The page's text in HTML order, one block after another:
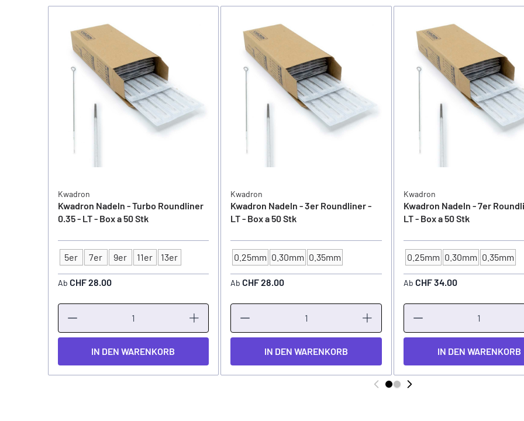
Kwadron
Kwadron Nadeln - Turbo Roundliner
0.35 - LT - Box a 50 Stk
Typ
5er 7er 9er 11er 13er
Ab CHF 28.00
IN DEN WARENKORB
Kwadron
Kwadron Nadeln - 3er Roundliner -
LT - Box a 50 Stk
NADELSTÄRKE
0.25mm 0.30mm 0.35mm
Ab CHF 28.00
IN DEN WARENKORB
Kwadron
Kwadron Nadeln - 7er
LT - Box a 50 Stk
NADELSTÄRKE
0.25mm 0.30mm 0.35mm
Ab CHF 34.00
IN DEN WARENKORB